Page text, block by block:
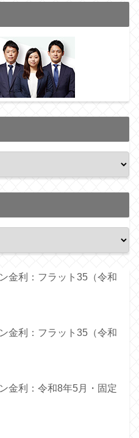
金利：フラット35（令和
金利：フラット35（令和
金利：令和8年5月・固定